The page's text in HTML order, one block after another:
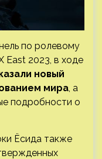
по ролевому
East 2023, в ходе
новый
мира, а
подробности о
Ёсида также